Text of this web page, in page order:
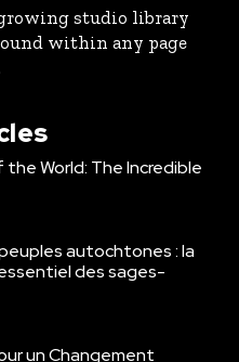
studio library
within any page
World: The Incredible
autochtones : la
des sages-
un Changement